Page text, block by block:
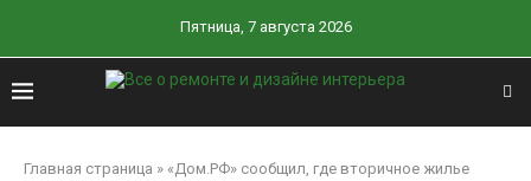
Пятница, 7 августа 2026
Главная страница » «Дом.РФ» сообщил, где вторичное жилье